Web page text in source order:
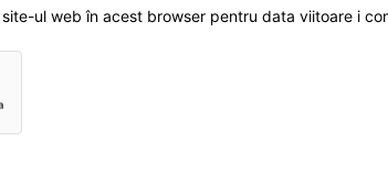
ul web în acest browser pentru data viitoare i